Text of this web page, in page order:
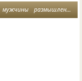
мужчины размышления